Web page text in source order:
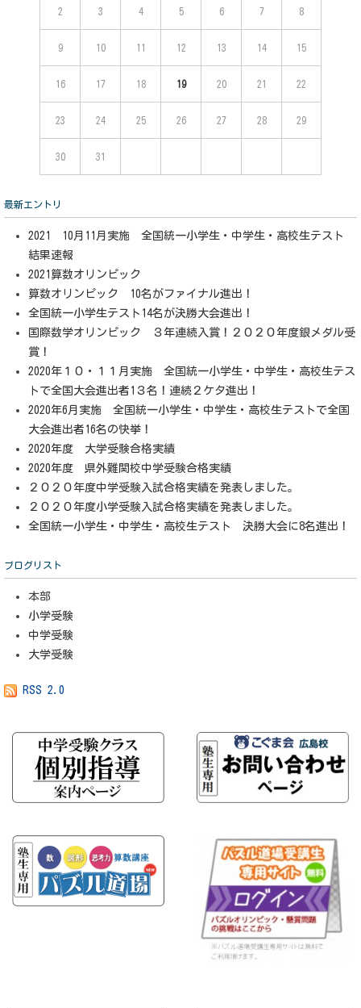
2 3 4 5 6 7 8
9 10 11 12 13 14 15
16 17 18 19 20 21 22
23 24 25 26 27 28 29
30 31
最新エントリ
2021 10月11月実施 全国統一小学生・中学生・高校生テスト
結果速報
2021算数オリンピック
算数オリンピック 10名がファイナル進出！
全国統一小学生テスト14名が決勝大会進出！
国際数学オリンピック ３年連続入賞！２０２０年度銀メダル受
賞！
2020年１０・１１月実施 全国統一小学生・中学生・高校生テス
トで全国大会進出者1３名！連続２ケタ進出！
2020年6月実施 全国統一小学生・中学生・高校生テストで全国
大会進出者16名の快挙！
2020年度 大学受験合格実績
2020年度 県外難関校中学受験合格実績
２０２０年度中学受験入試合格実績を発表しました。
２０２０年度小学受験入試合格実績を発表しました。
全国統一小学生・中学生・高校生テスト 決勝大会に8名進出！
ブログリスト
本部
小学受験
中学受験
大学受験
RSS 2.0